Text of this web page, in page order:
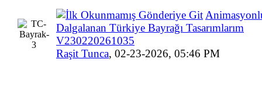
Dalgalanan Türkiye Bayrağı Tasarımlarım
V230220261035
Raşit Tunca, 02-23-2026, 05:46 PM